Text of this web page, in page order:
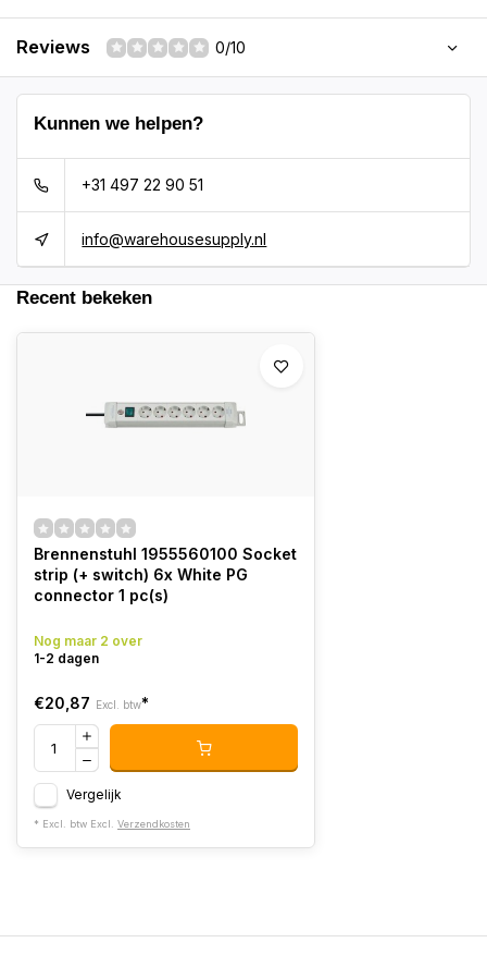
Reviews 0/10
Kunnen we helpen?
+31 497 22 90 51
info@warehousesupply.nl
Recent bekeken
Brennenstuhl 1955560100 Socket
strip (+ switch) 6x White PG
connector 1 pc(s)
Nog maar 2 over
1-2 dagen
€20,87 Excl. btw*
Vergelijk
* Excl. btw Excl. Verzendkosten